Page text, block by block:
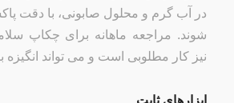
در آب گرم و محلول صابونی، با دقت
شوند. مراجعه ماهانه برای چکاپ
نیز کار مطلوبی است و می تواند انگیزه